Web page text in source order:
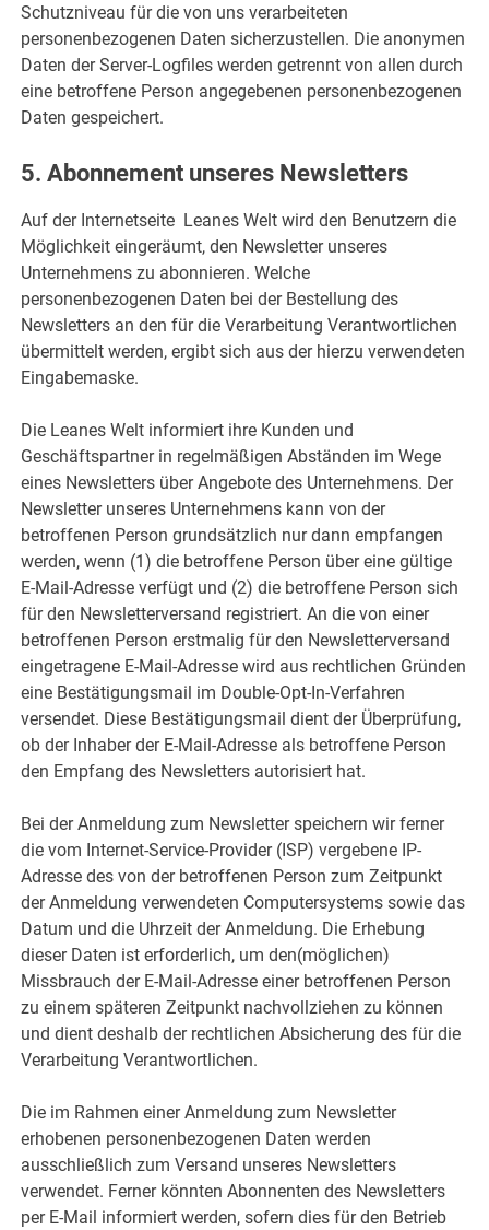
Schutzniveau für die von uns verarbeiteten
personenbezogenen Daten sicherzustellen. Die anonymen
Daten der Server-Logfiles werden getrennt von allen durch
eine betroffene Person angegebenen personenbezogenen
Daten gespeichert.
5. Abonnement unseres Newsletters
Auf der Internetseite Leanes Welt wird den Benutzern die
Möglichkeit eingeräumt, den Newsletter unseres
Unternehmens zu abonnieren. Welche
personenbezogenen Daten bei der Bestellung des
Newsletters an den für die Verarbeitung Verantwortlichen
übermittelt werden, ergibt sich aus der hierzu verwendeten
Eingabemaske.
Die Leanes Welt informiert ihre Kunden und
Geschäftspartner in regelmäßigen Abständen im Wege
eines Newsletters über Angebote des Unternehmens. Der
Newsletter unseres Unternehmens kann von der
betroffenen Person grundsätzlich nur dann empfangen
werden, wenn (1) die betroffene Person über eine gültige
E-Mail-Adresse verfügt und (2) die betroffene Person sich
für den Newsletterversand registriert. An die von einer
betroffenen Person erstmalig für den Newsletterversand
eingetragene E-Mail-Adresse wird aus rechtlichen Gründen
eine Bestätigungsmail im Double-Opt-In-Verfahren
versendet. Diese Bestätigungsmail dient der Überprüfung,
ob der Inhaber der E-Mail-Adresse als betroffene Person
den Empfang des Newsletters autorisiert hat.
Bei der Anmeldung zum Newsletter speichern wir ferner
die vom Internet-Service-Provider (ISP) vergebene IP-
Adresse des von der betroffenen Person zum Zeitpunkt
der Anmeldung verwendeten Computersystems sowie das
Datum und die Uhrzeit der Anmeldung. Die Erhebung
dieser Daten ist erforderlich, um den(möglichen)
Missbrauch der E-Mail-Adresse einer betroffenen Person
zu einem späteren Zeitpunkt nachvollziehen zu können
und dient deshalb der rechtlichen Absicherung des für die
Verarbeitung Verantwortlichen.
Die im Rahmen einer Anmeldung zum Newsletter
erhobenen personenbezogenen Daten werden
ausschließlich zum Versand unseres Newsletters
verwendet. Ferner könnten Abonnenten des Newsletters
per E-Mail informiert werden, sofern dies für den Betrieb